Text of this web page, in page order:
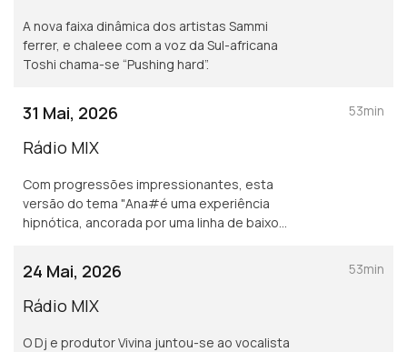
A nova faixa dinâmica dos artistas Sammi
ferrer, e chaleee com a voz da Sul-africana
Toshi chama-se “Pushing hard”.
31 Mai, 2026
Rádio MIX
Com progressões impressionantes, esta
versão do tema "Ana#é uma experiência
hipnótica, ancorada por uma linha de baixo
movimento e a vontade
53min
24 Mai, 2026
Rádio MIX
O Dj e produtor Vivina juntou-se ao vocalista
53min